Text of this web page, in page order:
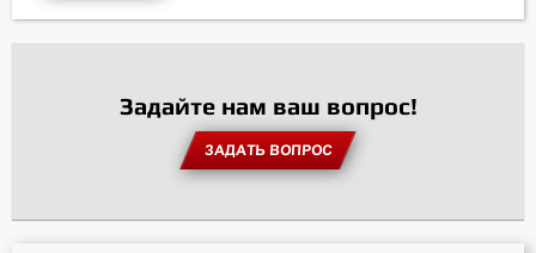
Задайте нам ваш вопрос!
ЗАДАТЬ ВОПРОС